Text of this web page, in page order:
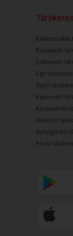
Békéscsabai
Budapesti
Debreceni
Egri
Győri
Kaposvári
Kecskeméti
Miskolci
Nyíregyházi
Pécsi